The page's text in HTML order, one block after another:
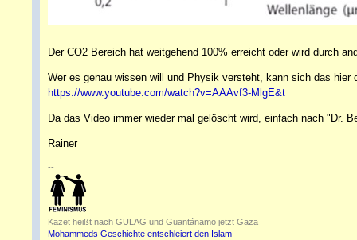
Der CO2 Bereich hat weitgehend 100% erreicht oder wird durch
Wer es genau wissen will und Physik versteht, kann sich das hier
https://www.youtube.com/watch?v=AAAvf3-MlgE&t
Da das Video immer wieder mal gelöscht wird, einfach nach "Dr.
Rainer
--
Kazet heißt nach GULAG und Guantánamo jetzt Gaza
Mohammeds Geschichte entschleiert den Islam